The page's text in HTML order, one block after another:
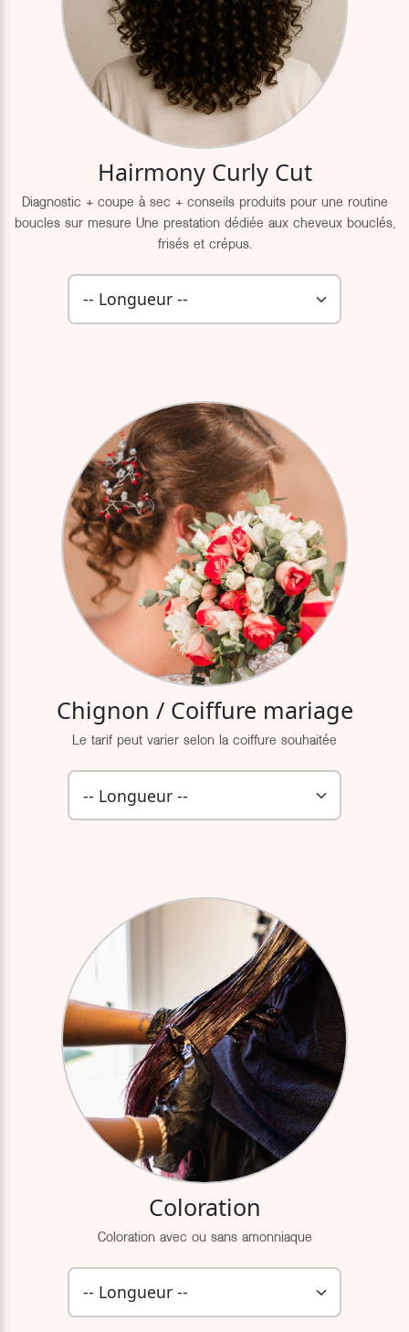
Hairmony Curly Cut
Diagnostic + coupe à sec + conseils produits pour une routine
boucles sur mesure Une prestation dédiée aux cheveux bouclés,
frisés et crépus.
Chignon / Coiffure mariage
Le tarif peut varier selon la coiffure souhaitée
Coloration
Coloration avec ou sans amonniaque